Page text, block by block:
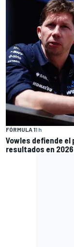
FÓRMULA 11 h
Vowles defiende el
resultados en 2026